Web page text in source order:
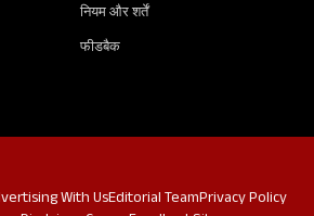
नियम और शर्तें
फीडबैक
With UsEditorial TeamPrivacy Policy